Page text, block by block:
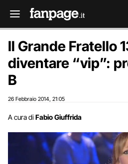
Il Grande Fratello
diventare “vip”:
B
26 Febbraio 2014 21:05
A cura di Fabio Giuffrida